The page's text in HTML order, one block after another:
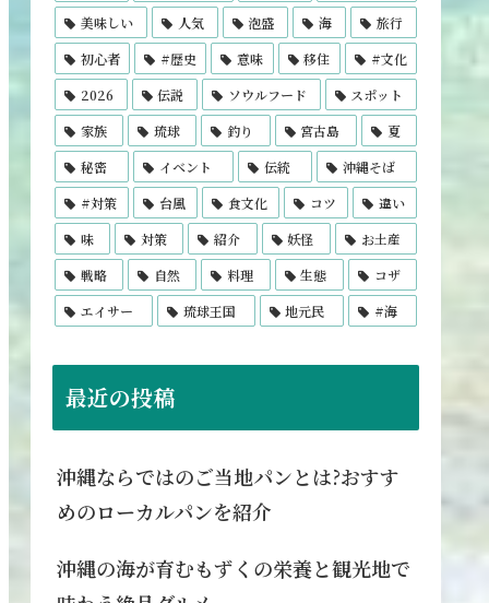
美味しい
人気 泡盛 海
旅行
初心者
#歴史 意味 移住
#文化
2026
伝説 ソウルフード
スポット
家族
琉球 釣り 宮古島
夏
秘密
イベント 伝統
沖縄そば
#対策
台風 食文化 コツ
違い
味
対策 紹介 妖怪
お土産
戦略
自然 料理 生態
コザ
エイサー
琉球王国 地元民 #海
最近の投稿
沖縄ならではのご当地パンとは?おすす
めのローカルパンを紹介
沖縄の海が育むもずくの栄養と観光地で